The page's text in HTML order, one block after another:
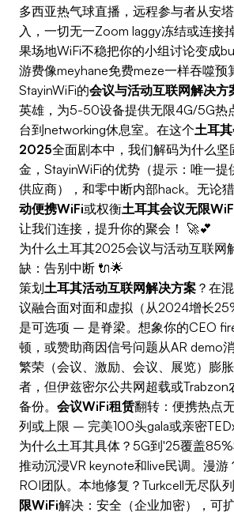
多西亚热气球直播，远程参与者从安
入，一切无一Zoom laggy冻结或连接
果场地WiFi不稳把你的小组讨论变成
游费像meyhane免费meze一样吞噬预
StayinWiFi的会议与活动互联网解决方
英雄，为5-50设备提供无限4G/5G热
台到networking休息室。在这个土耳
2025全面剧本中，我们解码为什么坚
金，StayinWiFi的优势（提示：唯一提
供应商），和零中断内部hack。无论
动便携WiFi或权衡土耳其会议无限
让我们连接，提升你的聚会！ 🚀💕
为什么土耳其2025会议与活动互联网
缺：告别中断 🔌🌟
策划土耳其活动互联网解决方案 ？在
议融合面对面和虚拟（从2024增长
是可选项 – 是脊梁。想象你的CEO
顿，或赞助商因信号问题从AR demo
繁荣（会议、激励、会议、展览）膨
者，但伊兹密尔公共网超载或Trabzon
备份。 会议WiFi租赁翻转：便携热点
列或上限 – 完美100头gala或亲密TEDx
为什么土耳其具体？5G到'25覆盖85%
推动沉浸VR keynote和live民调。漫
ROI团队。本地修复？Turkcell无尽队列
限WiFi解决：安全（企业加密），可